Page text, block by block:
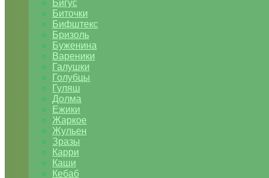
Бигус
Биточки
Бифштекс
Бризоль
Буженина
Вареники
Галушки
Голубцы
Гуляш
Долма
Ежики
Жаркое
Жульен
Зразы
Карри
Каши
Кебаб